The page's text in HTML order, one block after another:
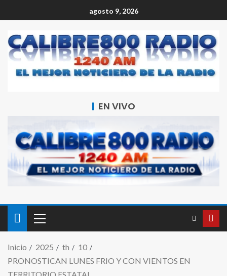
agosto 9, 2026
EN VIVO
Inicio 2025 th
10
PRONOSTICAN LUNES FRIO Y CON VIENTOS EN